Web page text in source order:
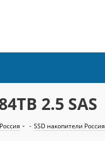
2.5 SAS
- SSD накопители Россия